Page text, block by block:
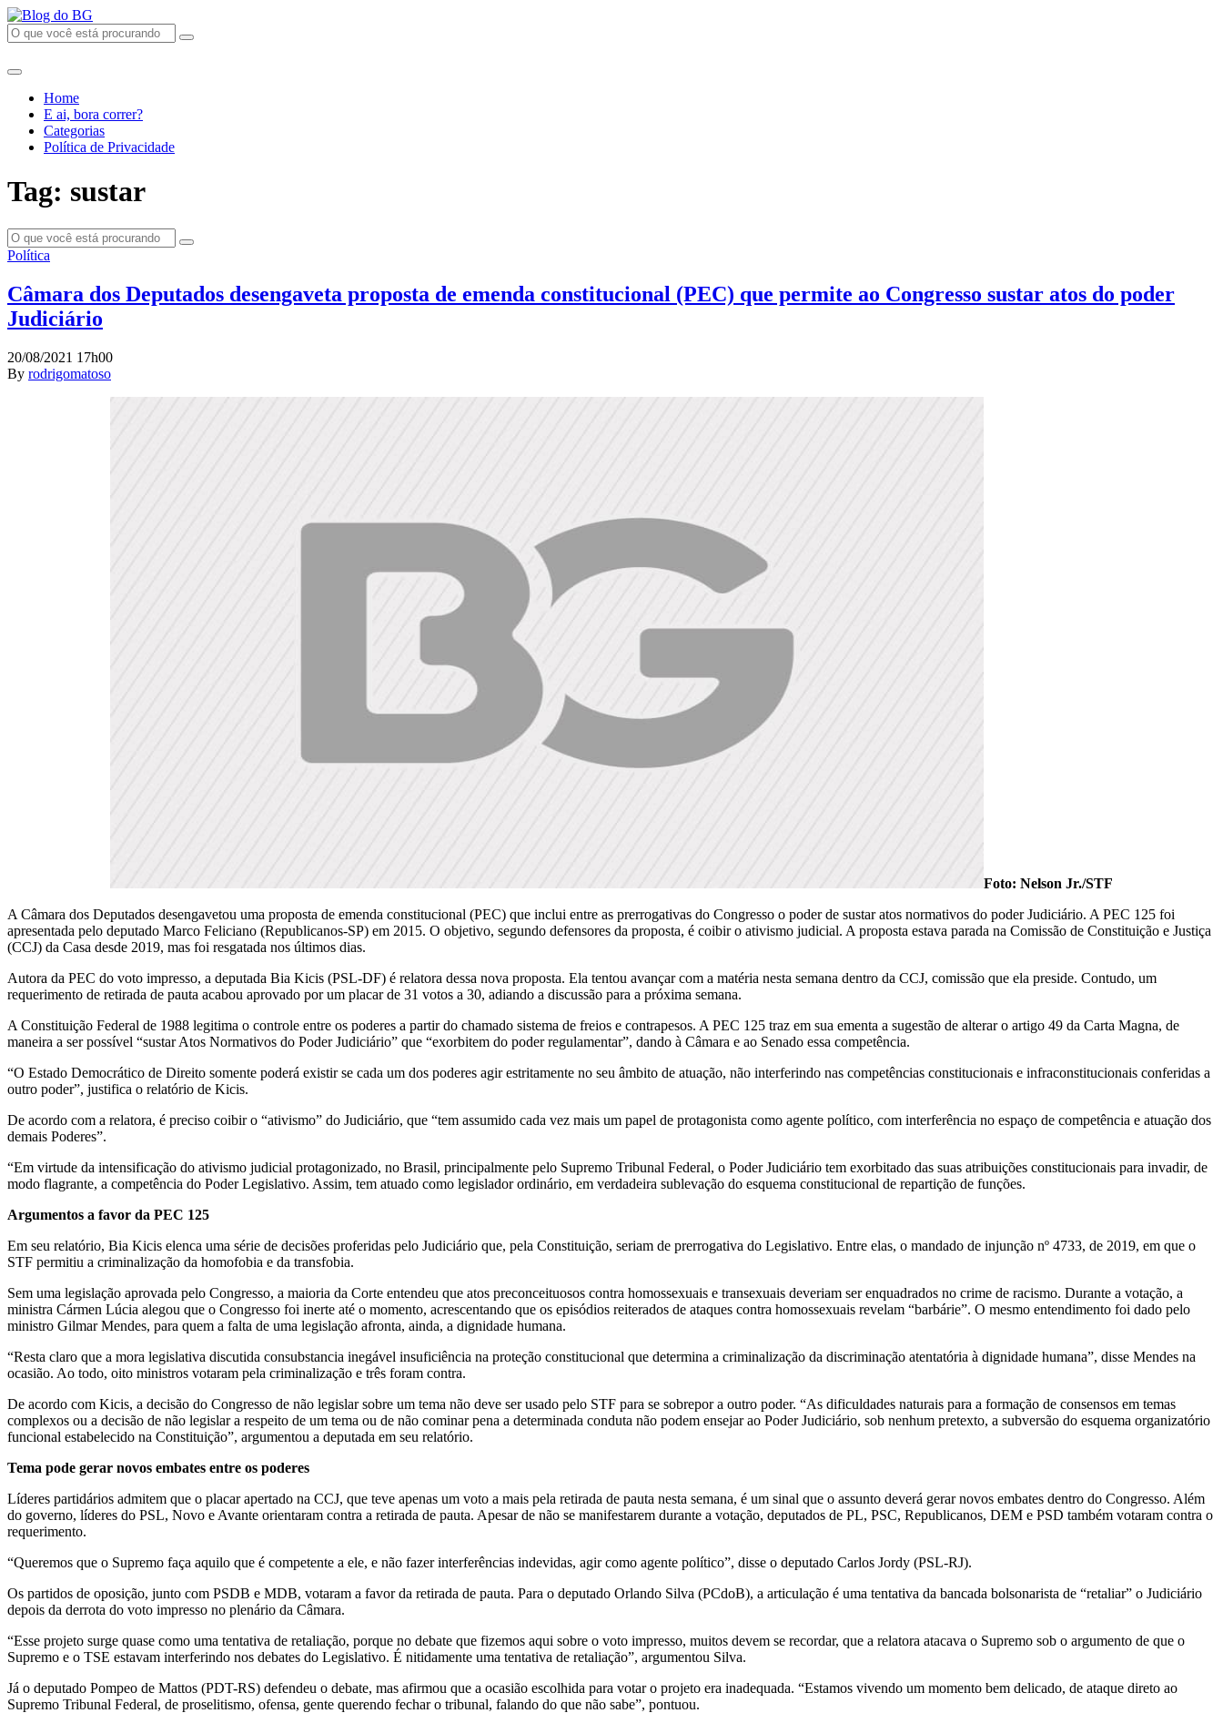
Home
E ai, bora correr?
Categorias
Política de Privacidade
Tag: sustar
Política
Câmara dos Deputados desengaveta proposta de emenda constitucional (PEC) que permite ao Congresso sustar atos do poder
Judiciário
20/08/2021 17h00
By rodrigomatoso
Foto: Nelson Jr./STF
A Câmara dos Deputados desengavetou uma proposta de emenda constitucional (PEC) que inclui entre as prerrogativas do Congresso o poder de sustar atos normativos do poder Judiciário. A PEC 125 foi
apresentada pelo deputado Marco Feliciano (Republicanos-SP) em 2015. O objetivo, segundo defensores da proposta, é coibir o ativismo judicial. A proposta estava parada na Comissão de Constituição e Justiça
(CCJ) da Casa desde 2019, mas foi resgatada nos últimos dias.
Autora da PEC do voto impresso, a deputada Bia Kicis (PSL-DF) é relatora dessa nova proposta. Ela tentou avançar com a matéria nesta semana dentro da CCJ, comissão que ela preside. Contudo, um
requerimento de retirada de pauta acabou aprovado por um placar de 31 votos a 30, adiando a discussão para a próxima semana.
A Constituição Federal de 1988 legitima o controle entre os poderes a partir do chamado sistema de freios e contrapesos. A PEC 125 traz em sua ementa a sugestão de alterar o artigo 49 da Carta Magna, de
maneira a ser possível “sustar Atos Normativos do Poder Judiciário” que “exorbitem do poder regulamentar”, dando à Câmara e ao Senado essa competência.
“O Estado Democrático de Direito somente poderá existir se cada um dos poderes agir estritamente no seu âmbito de atuação, não interferindo nas competências constitucionais e infraconstitucionais conferidas a
outro poder”, justifica o relatório de Kicis.
De acordo com a relatora, é preciso coibir o “ativismo” do Judiciário, que “tem assumido cada vez mais um papel de protagonista como agente político, com interferência no espaço de competência e atuação dos
demais Poderes”.
“Em virtude da intensificação do ativismo judicial protagonizado, no Brasil, principalmente pelo Supremo Tribunal Federal, o Poder Judiciário tem exorbitado das suas atribuições constitucionais para invadir, de
modo flagrante, a competência do Poder Legislativo. Assim, tem atuado como legislador ordinário, em verdadeira sublevação do esquema constitucional de repartição de funções.
Argumentos a favor da PEC 125
Em seu relatório, Bia Kicis elenca uma série de decisões proferidas pelo Judiciário que, pela Constituição, seriam de prerrogativa do Legislativo. Entre elas, o mandado de injunção nº 4733, de 2019, em que o
STF permitiu a criminalização da homofobia e da transfobia.
Sem uma legislação aprovada pelo Congresso, a maioria da Corte entendeu que atos preconceituosos contra homossexuais e transexuais deveriam ser enquadrados no crime de racismo. Durante a votação, a
ministra Cármen Lúcia alegou que o Congresso foi inerte até o momento, acrescentando que os episódios reiterados de ataques contra homossexuais revelam “barbárie”. O mesmo entendimento foi dado pelo
ministro Gilmar Mendes, para quem a falta de uma legislação afronta, ainda, a dignidade humana.
“Resta claro que a mora legislativa discutida consubstancia inegável insuficiência na proteção constitucional que determina a criminalização da discriminação atentatória à dignidade humana”, disse Mendes na
ocasião. Ao todo, oito ministros votaram pela criminalização e três foram contra.
De acordo com Kicis, a decisão do Congresso de não legislar sobre um tema não deve ser usado pelo STF para se sobrepor a outro poder. “As dificuldades naturais para a formação de consensos em temas
complexos ou a decisão de não legislar a respeito de um tema ou de não cominar pena a determinada conduta não podem ensejar ao Poder Judiciário, sob nenhum pretexto, a subversão do esquema organizatório
funcional estabelecido na Constituição”, argumentou a deputada em seu relatório.
Tema pode gerar novos embates entre os poderes
Líderes partidários admitem que o placar apertado na CCJ, que teve apenas um voto a mais pela retirada de pauta nesta semana, é um sinal que o assunto deverá gerar novos embates dentro do Congresso. Além
do governo, líderes do PSL, Novo e Avante orientaram contra a retirada de pauta. Apesar de não se manifestarem durante a votação, deputados de PL, PSC, Republicanos, DEM e PSD também votaram contra o
requerimento.
“Queremos que o Supremo faça aquilo que é competente a ele, e não fazer interferências indevidas, agir como agente político”, disse o deputado Carlos Jordy (PSL-RJ).
Os partidos de oposição, junto com PSDB e MDB, votaram a favor da retirada de pauta. Para o deputado Orlando Silva (PCdoB), a articulação é uma tentativa da bancada bolsonarista de “retaliar” o Judiciário
depois da derrota do voto impresso no plenário da Câmara.
“Esse projeto surge quase como uma tentativa de retaliação, porque no debate que fizemos aqui sobre o voto impresso, muitos devem se recordar, que a relatora atacava o Supremo sob o argumento de que o
Supremo e o TSE estavam interferindo nos debates do Legislativo. É nitidamente uma tentativa de retaliação”, argumentou Silva.
Já o deputado Pompeo de Mattos (PDT-RS) defendeu o debate, mas afirmou que a ocasião escolhida para votar o projeto era inadequada. “Estamos vivendo um momento bem delicado, de ataque direto ao
Supremo Tribunal Federal, de proselitismo, ofensa, gente querendo fechar o tribunal, falando do que não sabe”, pontuou.